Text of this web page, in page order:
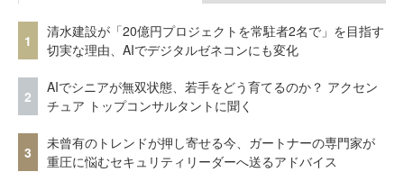
1
清水建設が「20億円プロジェクトを常駐者2名で」を目指す
切実な理由、AIでデジタルゼネコンにも変化
2
AIでシニアが無双状態、若手をどう育てるのか？ アクセン
チュア トップコンサルタントに聞く
3
未曾有のトレンドが押し寄せる今、ガートナーの専門家が
重圧に悩むセキュリティリーダーへ送るアドバイス